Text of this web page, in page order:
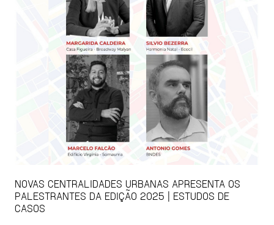
NOVAS CENTRALIDADES URBANAS APRESENTA OS
PALESTRANTES DA EDIÇÃO 2025 | ESTUDOS DE
CASOS